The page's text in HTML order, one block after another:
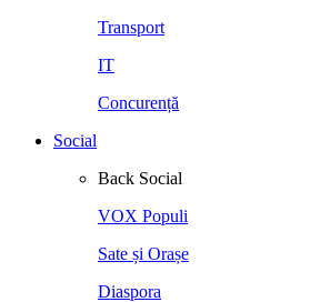
Transport
IT
Concurență
Social
Back Social
VOX Populi
Sate și Orașe
Diaspora